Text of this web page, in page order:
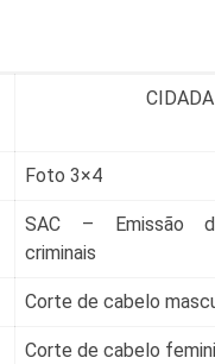
Foto 3×4
SAC – Emissão
criminais
Corte de cabelo
Corte de cabelo